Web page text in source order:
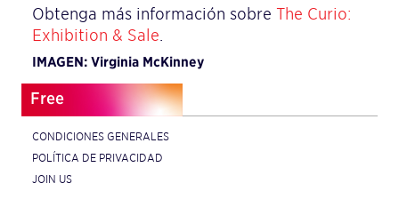
Obtenga más información sobre The Curio:
Exhibition & Sale
IMAGEN: Virginia McKinney
Free
CONDICIONES GENERALES
POLÍTICA DE PRIVACIDAD
JOIN US